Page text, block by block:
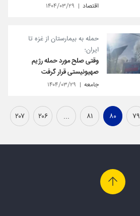
اقتصاد ۱۴۰۴/۰۳/۲۹
حمله به بیمارستان از غزه تا
ایران؛
وقتی صلح مورد حمله رژیم
صهیونیستی قرار گرفت
جامعه ۱۴۰۴/۰۳/۲۹
۷۹ ۸۰ ۸۱ ... ۲۰۶ ۲۰۷